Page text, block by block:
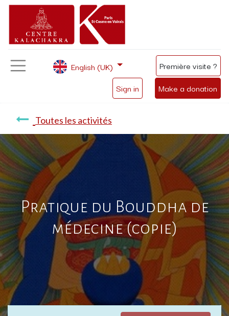
Sign in Make a donation
English (UK) Première visite ?
Toutes les activités
Pratique du Bouddha de
médecine (copie)